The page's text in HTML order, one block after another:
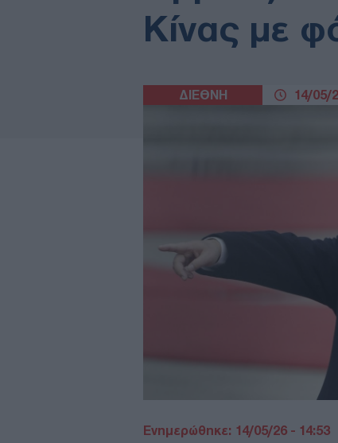
Κίνας με
ΔΙΕΘΝΗ 14/05/
Ενημερώθηκε: 14/05/26 - 14:53